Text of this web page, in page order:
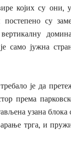
којих су они,
су
само јужна
је да
према
узана
трга, и